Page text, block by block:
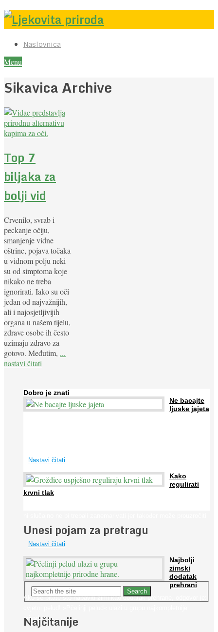
Naslovnica
Menu
Sikavica Archive
Top 7
biljaka za
bolji vid
Crvenilo, svrab i
peckanje očiju,
smanjenje vidne
oštrine, pojava točaka
u vidnom polju neki
su od simptoma koje
nikako ne treba
ignorirati. Iako su oči
jedan od najvažnijih,
ali i najosjetljivijih
organa u našem tijelu,
zdrave osobe ih često
uzimaju zdravo za
gotovo. Međutim, ...
nastavi čitati
Dobro je znati
Ne bacajte
ljuske jajeta
Nastavi čitati
Kako
regulirati
krvni tlak
...
Nastavi čitati
Najbolji
zimski
dodatak
prehrani
Ako se pitate što nabaviti zimi kao dodatak prehrane, odgovor je:
prirodne ...
Unesi pojam za pretragu
Najčitanije